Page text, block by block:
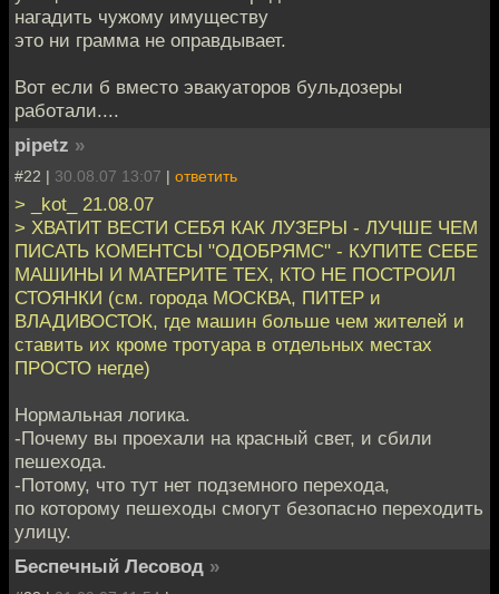
нагадить чужому имуществу
это ни грамма не оправдывает.
Вот если б вместо эвакуаторов бульдозеры
работали....
pipetz »
#22 | 30.08.07 13:07 | ответить
> _kot_ 21.08.07
> ХВАТИТ ВЕСТИ СЕБЯ КАК ЛУЗЕРЫ - ЛУЧШЕ ЧЕМ
ПИСАТЬ КОМЕНТСЫ "ОДОБРЯМС" - КУПИТЕ СЕБЕ
МАШИНЫ И МАТЕРИТЕ ТЕХ, КТО НЕ ПОСТРОИЛ
СТОЯНКИ (см. города МОСКВА, ПИТЕР и
ВЛАДИВОСТОК, где машин больше чем жителей и
ставить их кроме тротуара в отдельных местах
ПРОСТО негде)
Нормальная логика.
-Почему вы проехали на красный свет, и сбили
пешехода.
-Потому, что тут нет подземного перехода,
по которому пешеходы смогут безопасно переходить
улицу.
Беспечный Лесовод »